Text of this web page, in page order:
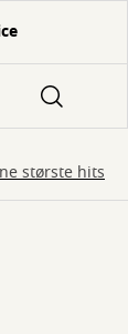
største hits